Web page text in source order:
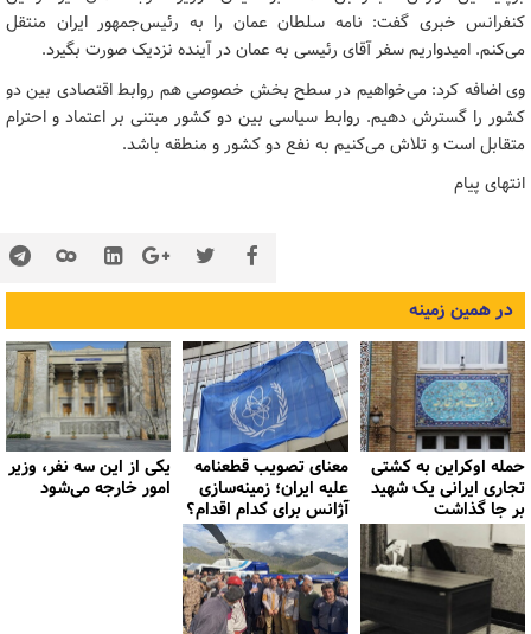
کنفرانس خبری گفت: نامه سلطان عمان را به رئیس‌جمهور ایران منتقل
می‌کنم. امیدواریم سفر آقای رئیسی به عمان در آینده نزدیک صورت بگیرد.
وی اضافه کرد: می‌خواهیم در سطح بخش خصوصی هم روابط اقتصادی بین دو
کشور را گسترش دهیم. روابط سیاسی بین دو کشور مبتنی بر اعتماد و احترام
متقابل است و تلاش می‌کنیم به نفع دو کشور و منطقه باشد.
انتهای پیام
در همین زمینه
حمله اوکراین به کشتی
تجاری ایرانی یک شهید
بر جا گذاشت
معنای تصویب قطعنامه
علیه ایران؛ زمینه‌سازی
آژانس برای کدام اقدام؟
یکی از این سه نفر، وزیر
امور خارجه می‌شود